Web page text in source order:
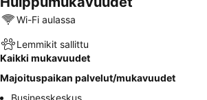
Wi-Fi aulassa
Lemmikit sallittu
Kaikki mukavuudet
Majoituspaikan palvelut/mukavuudet